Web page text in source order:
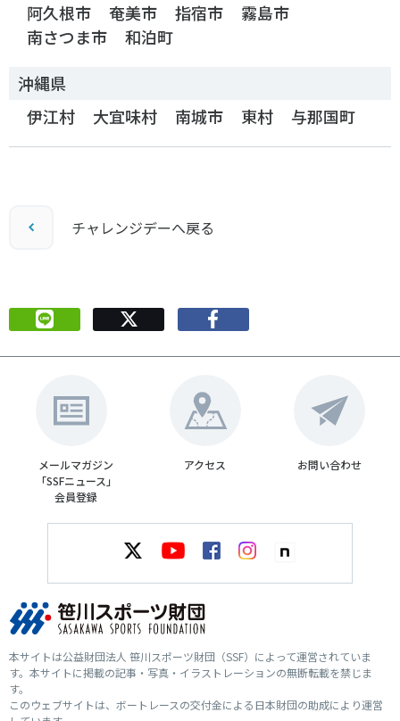
阿久根市
奄美市 指宿市
霧島市
南さつま市
和泊町
沖縄県
伊江村
大宜味村 南城市 東村 与那国町
チャレンジデーへ戻る
メールマガジン
「SSFニュース」
会員登録
アクセス お問い合わせ
本サイトは公益財団法人 笹川スポーツ財団（SSF）によって運営されていま
す。本サイトに掲載の記事・写真・イラストレーションの無断転載を禁じま
す。
このウェブサイトは、ボートレースの交付金による日本財団の助成により運営